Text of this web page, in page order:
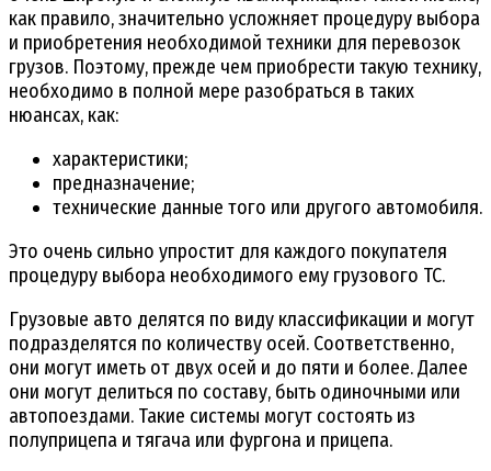
как правило, значительно усложняет процедуру выбора
и приобретения необходимой техники для перевозок
грузов. Поэтому, прежде чем приобрести такую технику,
необходимо в полной мере разобраться в таких
нюансах, как:
характеристики;
предназначение;
технические данные того или другого автомобиля.
Это очень сильно упростит для каждого покупателя
процедуру выбора необходимого ему грузового ТС.
Грузовые авто делятся по виду классификации и могут
подразделятся по количеству осей. Соответственно,
они могут иметь от двух осей и до пяти и более. Далее
они могут делиться по составу, быть одиночными или
автопоездами. Такие системы могут состоять из
полуприцепа и тягача или фургона и прицепа.